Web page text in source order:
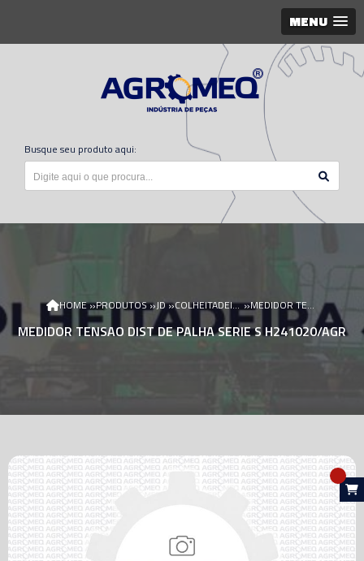
MENU
Busque seu produto aqui:
HOME»PRODUTOS»JD» COLHEITADEIRA JD » MEDIDOR TENSAO DIST DE PALHA SERIE S H241020/AGR
MEDIDOR TENSAO DIST DE PALHA SERIE S H241020/AGR